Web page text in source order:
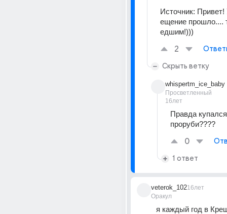
Источник:
ещение прошло....
едшим!)))
2
Скрыть ветку
whispertm_ice_baby
Просветленный
16лет
Правда
проруби????
0
1 ответ
veterok_102
Оракул
16лет
я каждый год в